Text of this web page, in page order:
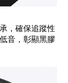
，確保追蹤性
音，彰顯黑膠